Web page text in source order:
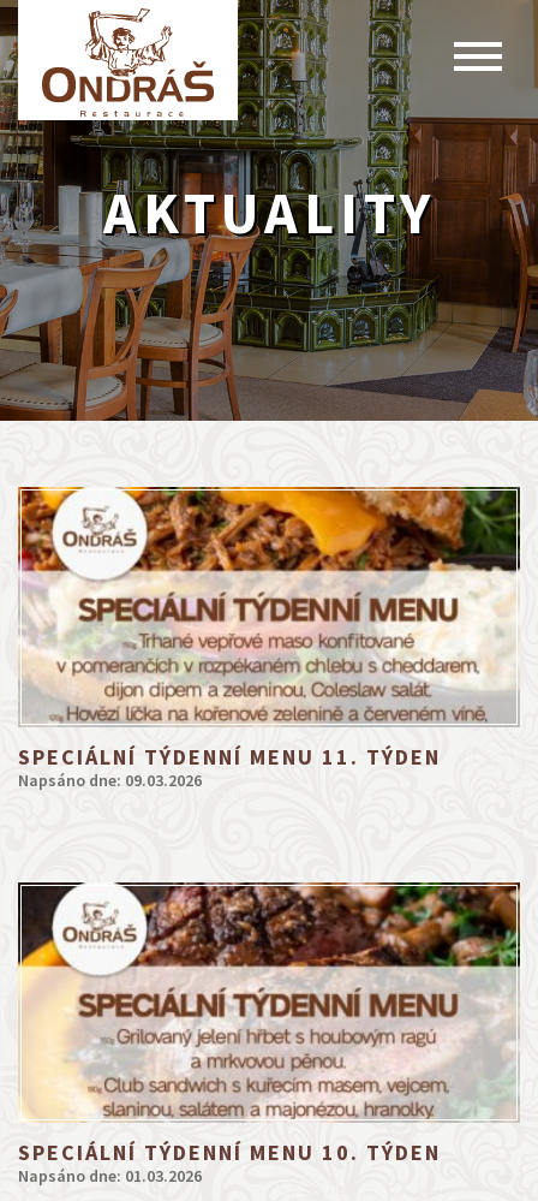
AKTUALITY
SPECIÁLNÍ TÝDENNÍ MENU 11. TÝDEN
Napsáno dne: 09.03.2026
SPECIÁLNÍ TÝDENNÍ MENU 10. TÝDEN
Napsáno dne: 01.03.2026